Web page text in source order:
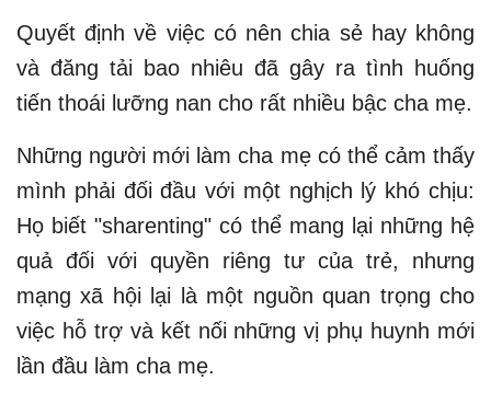
Quyết định về việc có nên chia sẻ hay không
và đăng tải bao nhiêu đã gây ra tình huống
tiến thoái lưỡng nan cho rất nhiều bậc cha mẹ.
Những người mới làm cha mẹ có thể cảm thấy
mình phải đối đầu với một nghịch lý khó chịu:
Họ biết "sharenting" có thể mang lại những hệ
quả đối với quyền riêng tư của trẻ, nhưng
mạng xã hội lại là một nguồn quan trọng cho
việc hỗ trợ và kết nối những vị phụ huynh mới
lần đầu làm cha mẹ.